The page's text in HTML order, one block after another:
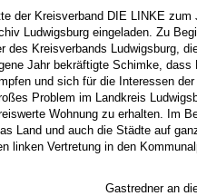
der Kreisverband DIE LINKE
Ludwigsburg eingeladen. Zu
des Kreisverbands Ludwigsburg,
Jahr bekräftigte Schimke,
und sich für die Interessen
Problem im Landkreis
Wohnung zu erhalten. Im
Land und auch die Städte auf
linken Vertretung in den
Gastredner an